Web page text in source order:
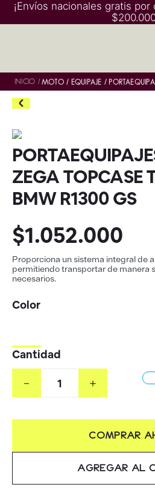
¡Envíos nacionales gratis
INICIO / MOTO EQUIPAJE
ZEGA TOPCASE
BMW R1300 GS
$1.052.000
Proporciona un sistema integral de
permitiendo transportar de manera
necesarios.
Cantidad
＋
－
AGREGAR AL
COMPRAR